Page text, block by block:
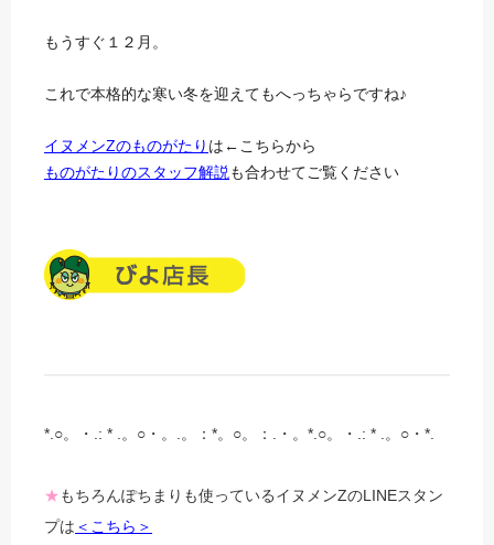
もうすぐ１２月。
これで本格的な寒い冬を迎えてもへっちゃらですね♪
イヌメンZのものがたり は←こちらから
ものがたりのスタッフ解説 も合わせてご覧ください
*.○。・.: * .。○・。.。：*。○。：.・。*.○。・.: * .。○・*.
★もちろんぽちまりも使っているイヌメンZのLINEスタン
プは ＜こちら＞